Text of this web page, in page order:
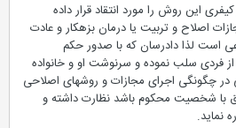
این روش را مورد انتقاد قرار داده
اصلاح و تربیت یا درمان بزهکار و عادت
است لذا دادرسان که با صدور حکم
سلب نموده و سرنوشت او و خانواده
چگونگی اجرای مجازات و روشهای اصلاحی
با شخصیت محکوم باشد نظارت داشته و